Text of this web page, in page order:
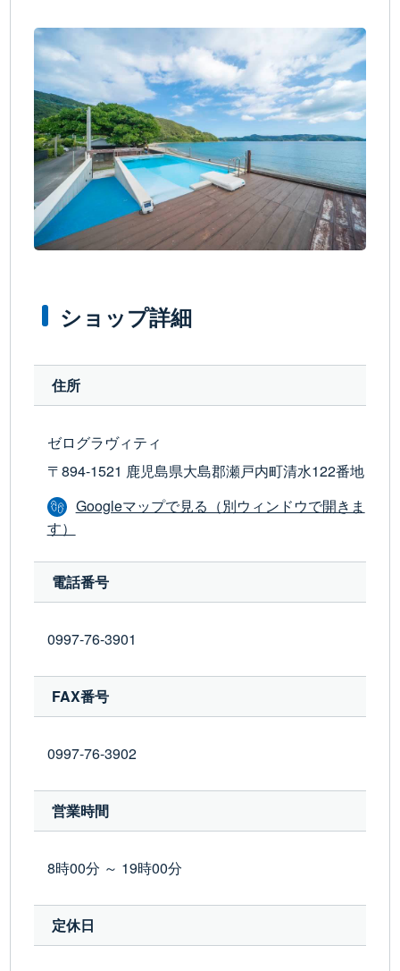
ショップ詳細
住所
ゼログラヴィティ
〒894-1521 鹿児島県大島郡瀬戸内町清水122番地
Googleマップで見る（別ウィンドウで開きま
す）
電話番号
0997-76-3901
FAX番号
0997-76-3902
営業時間
8時00分 ～ 19時00分
定休日